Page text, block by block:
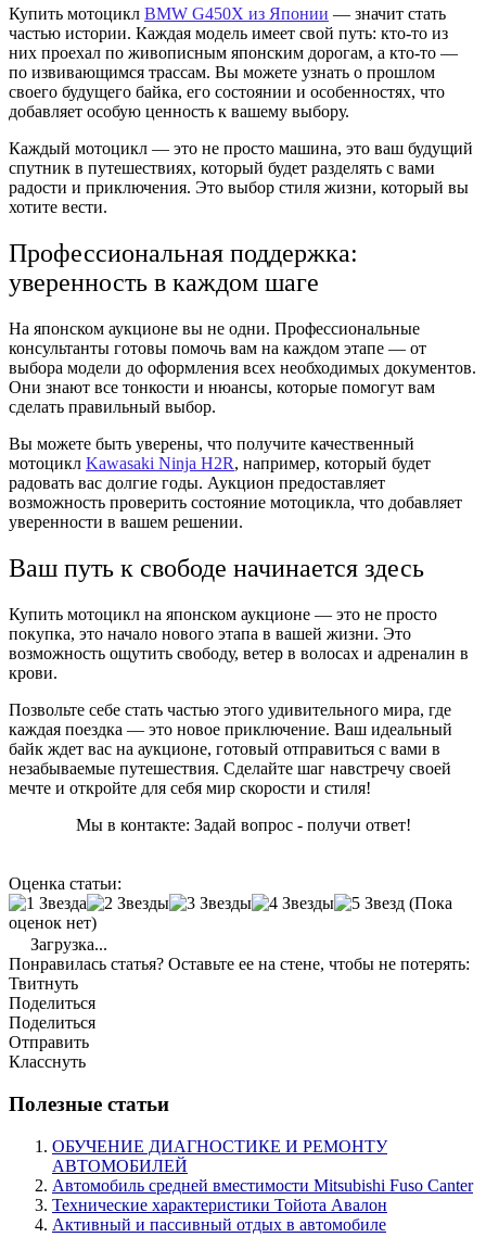
Купить мотоцикл BMW G450X из Японии — значит стать
частью истории. Каждая модель имеет свой путь: кто-то из
них проехал по живописным японским дорогам, а кто-то —
по извивающимся трассам. Вы можете узнать о прошлом
своего будущего байка, его состоянии и особенностях, что
добавляет особую ценность к вашему выбору.
Каждый мотоцикл — это не просто машина, это ваш будущий
спутник в путешествиях, который будет разделять с вами
радости и приключения. Это выбор стиля жизни, который вы
хотите вести.
Профессиональная поддержка:
уверенность в каждом шаге
На японском аукционе вы не одни. Профессиональные
консультанты готовы помочь вам на каждом этапе — от
выбора модели до оформления всех необходимых документов.
Они знают все тонкости и нюансы, которые помогут вам
сделать правильный выбор.
Вы можете быть уверены, что получите качественный
мотоцикл Kawasaki Ninja H2R, например, который будет
радовать вас долгие годы. Аукцион предоставляет
возможность проверить состояние мотоцикла, что добавляет
уверенности в вашем решении.
Ваш путь к свободе начинается здесь
Купить мотоцикл на японском аукционе — это не просто
покупка, это начало нового этапа в вашей жизни. Это
возможность ощутить свободу, ветер в волосах и адреналин в
крови.
Позвольте себе стать частью этого удивительного мира, где
каждая поездка — это новое приключение. Ваш идеальный
байк ждет вас на аукционе, готовый отправиться с вами в
незабываемые путешествия. Сделайте шаг навстречу своей
мечте и откройте для себя мир скорости и стиля!
Мы в контакте: Задай вопрос - получи ответ!
Оценка статьи:
(Пока
оценок нет)
Загрузка...
Понравилась статья? Оставьте ее на стене, чтобы не потерять:
Твитнуть
Поделиться
Поделиться
Отправить
Класснуть
Полезные статьи
ОБУЧЕНИЕ ДИАГНОСТИКЕ И РЕМОНТУ
АВТОМОБИЛЕЙ
Автомобиль средней вместимости Mitsubishi Fuso Canter
Технические характеристики Тойота Авалон
Активный и пассивный отдых в автомобиле